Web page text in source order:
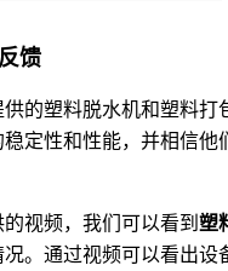
馈
的塑料脱水机和塑料打
定性和性能，并相信他
视频，我们可以看到塑
。通过视频可以看出设